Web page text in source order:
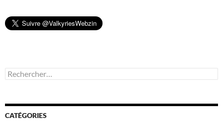
Rechercher :
CATÉGORIES